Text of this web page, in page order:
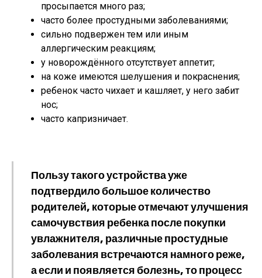
просыпается много раз;
часто более простудными заболеваниями;
сильно подвержен тем или иным
аллергическим реакциям;
у новорождённого отсутствует аппетит;
на коже имеются шелушения и покраснения;
ребенок часто чихает и кашляет, у него забит
нос;
часто капризничает.
Пользу такого устройства уже
подтвердило большое количество
родителей, которые отмечают улучшения
самочувствия ребенка после покупки
увлажнителя, различные простудные
заболевания встречаются намного реже,
а если и появляется болезнь, то процесс